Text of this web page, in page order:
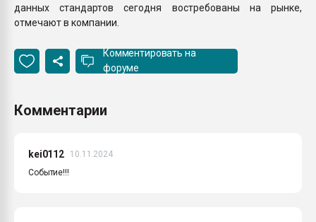
данных стандартов сегодня востребованы на рынке,
отмечают в компании.
Комментировать на
форуме
Комментарии
kei0112
10.11.2024
Событие!!!